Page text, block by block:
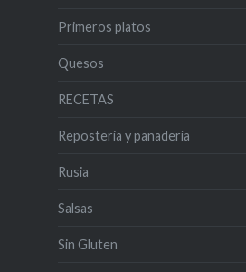
Primeros platos
Quesos
RECETAS
Reposteria y panadería
Rusia
Salsas
Sin Gluten